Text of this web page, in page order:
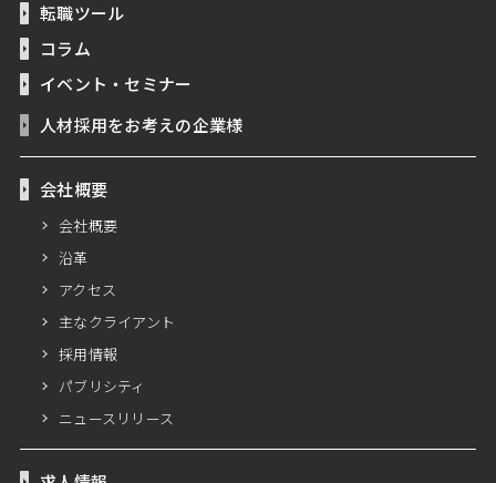
転職ツール
コラム
イベント・セミナー
人材採用をお考えの企業様
会社概要
会社概要
沿革
アクセス
主なクライアント
採用情報
パブリシティ
ニュースリリース